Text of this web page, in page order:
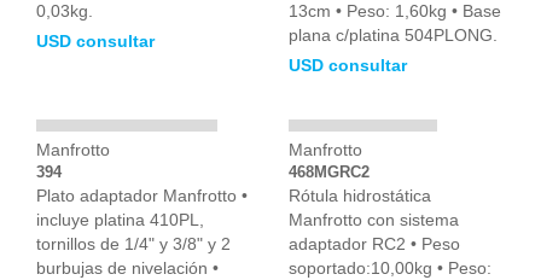
0,03kg.
USD consultar
13cm • Peso: 1,60kg • Base
plana c/platina 504PLONG.
USD consultar
Manfrotto
394
Plato adaptador Manfrotto •
incluye platina 410PL,
tornillos de 1/4" y 3/8" y 2
burbujas de nivelación •
Manfrotto
468MGRC2
Rótula hidrostática
Manfrotto con sistema
adaptador RC2 • Peso
soportado:10,00kg • Peso: